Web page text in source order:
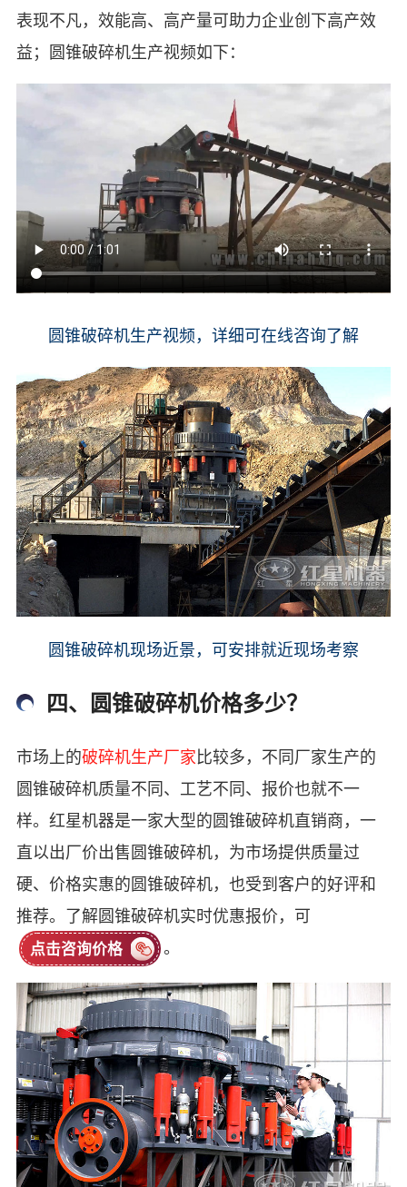
表现不凡，效能高、高产量可助力企业创下高产效
益；圆锥破碎机生产视频如下：
圆锥破碎机生产视频，详细可在线咨询了解
圆锥破碎机现场近景，可安排就近现场考察
四、圆锥破碎机价格多少？
市场上的破碎机生产厂家比较多，不同厂家生产的
圆锥破碎机质量不同、工艺不同、报价也就不一
样。红星机器是一家大型的圆锥破碎机直销商，一
直以出厂价出售圆锥破碎机，为市场提供质量过
硬、价格实惠的圆锥破碎机，也受到客户的好评和
推荐。了解圆锥破碎机实时优惠报价，可
点击咨询价格 。